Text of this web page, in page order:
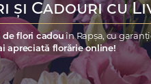
și Cadouri cu
de flori cadou în Rapșa, cu
apreciată florărie online!